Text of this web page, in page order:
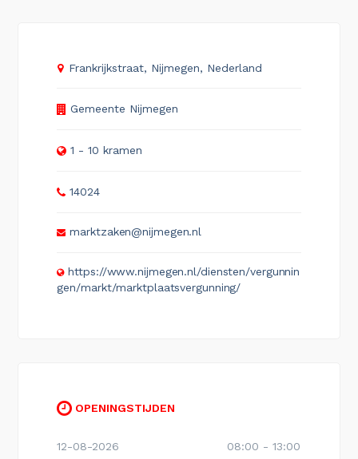
Frankrijkstraat, Nijmegen, Nederland
Gemeente Nijmegen
1 - 10 kramen
14024
marktzaken@nijmegen.nl
https://www.nijmegen.nl/diensten/vergunnin
gen/markt/marktplaatsvergunning/
OPENINGSTIJDEN
12-08-2026 08:00 - 13:00